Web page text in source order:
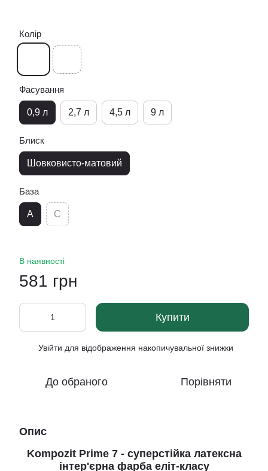
Колір
Фасування
0,9 л 2,7 л 4,5 л 9 л
Блиск
Шовковисто-матовий
База
A C
В наявності
581 грн
Купити
Увійти для відображення накопичувальної знижки
До обраного Порівняти
Опис
Kompozit Prime 7 - суперстійка латексна
інтер'єрна фарба еліт-класу